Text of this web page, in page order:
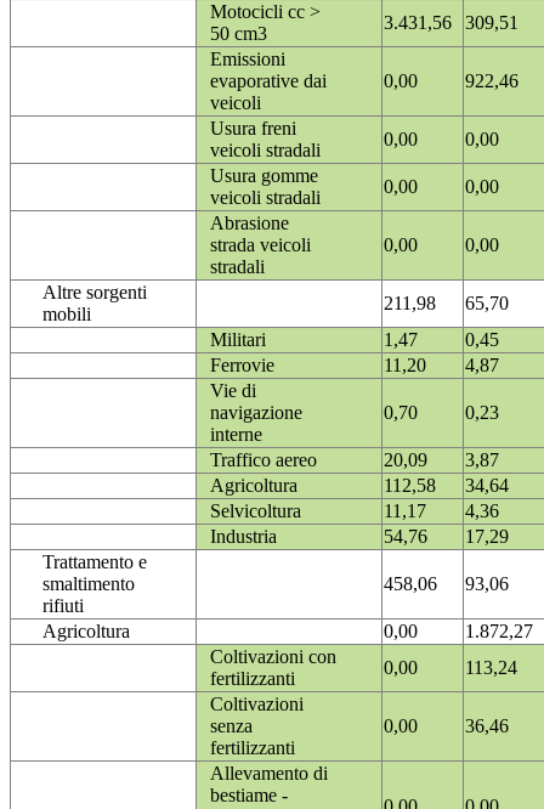
Motocicli cc >
50 cm3
3.431,56
309,51
Emissioni
evaporative dai
veicoli
0,00 922,46
Usura freni
veicoli stradali
0,00
0,00
Usura gomme
veicoli stradali
0,00
0,00
Abrasione
strada veicoli
stradali
0,00 0,00
Altre sorgenti
mobili
211,98
65,70
Militari
1,47
0,45
Ferrovie
11,20
4,87
Vie di
navigazione
interne
0,70 0,23
Traffico aereo 20,09
3,87
Agricoltura
112,58
34,64
Selvicoltura
11,17
4,36
Industria
54,76
17,29
Trattamento e
smaltimento
rifiuti
458,06 93,06
Agricoltura 0,00
1.872,27
Coltivazioni con
fertilizzanti
0,00
113,24
Coltivazioni
senza
fertilizzanti
0,00 36,46
Allevamento di
bestiame -